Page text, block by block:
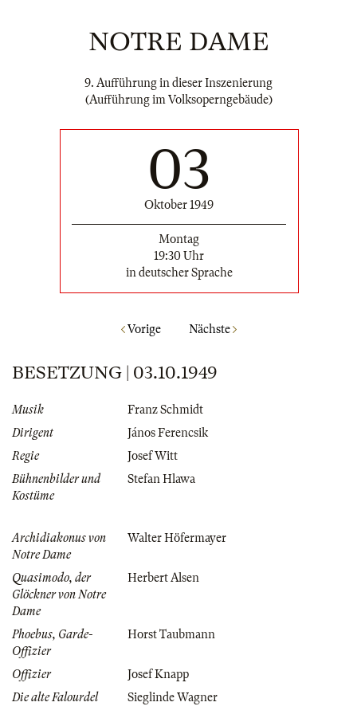
NOTRE DAME
9. Aufführung in dieser Inszenierung
(Aufführung im Volksoperngebäude)
03
Oktober 1949
Montag
19:30 Uhr
in deutscher Sprache
Vorige Nächste
BESETZUNG | 03.10.1949
Musik
Franz Schmidt
Dirigent
János Ferencsik
Regie
Josef Witt
Bühnenbilder und
Kostüme
Stefan Hlawa
Archidiakonus von
Notre Dame
Walter Höfermayer
Quasimodo, der
Glöckner von Notre
Dame
Herbert Alsen
Phoebus, Garde-
Offizier
Horst Taubmann
Offizier
Josef Knapp
Die alte Falourdel
Sieglinde Wagner